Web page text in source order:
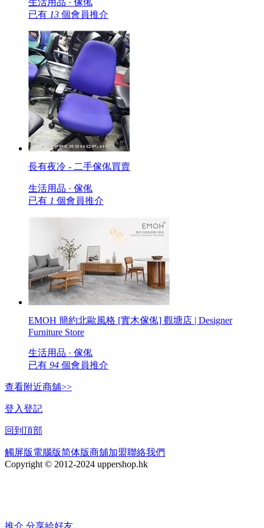
已有 13 個會員推介
長有夜冷 - 二手傢俬買賣
生活用品 · 傢俬
已有 1 個會員推介
EMOH 簡約北歐風格 [實木傢俬] 觀塘店 | Designer
Furniture Store
生活用品 · 傢俬
已有 94 個會員推介
查看附近商舖>>
登入登記
回到頂部
觸屏版電腦版简体版商舖加盟聯絡我們
Copyright © 2012-2024 uppershop.hk
推介 分享給好友